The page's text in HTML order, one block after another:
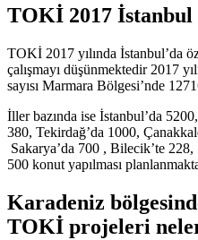
TOKİ 2017
TOKİ 2017 yılında İstanbul’da
çalışmayı düşünmektedir 2017
sayısı Marmara Bölgesi’nde
İller bazında ise İstanbul’da
380, Tekirdağ’da 1000,
Sakarya’da 700 , Bilecik’te
500 konut yapılması
Karadeniz
TOKİ projeleri